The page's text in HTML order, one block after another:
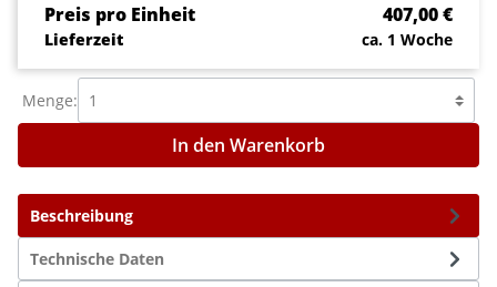
Beschreibung
Technische Daten
Preis pro Einheit 407,00 €
Lieferzeit ca. 1 Woche
Menge:
In den Warenkorb